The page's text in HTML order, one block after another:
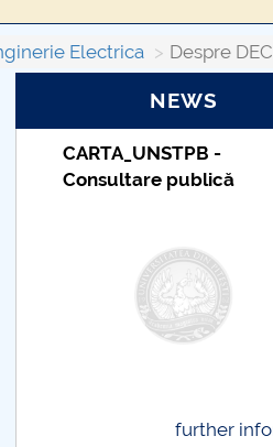
Electrica Despre
NEWS
Taxe de
indexate –